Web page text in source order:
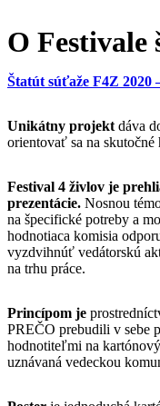
O
Štatút súťaže F4Z 2020
Unikátny projekt dáva
orientovať sa na
Festival 4 živlov je
prezentácie. Nosnou
na špecifické potreby a
hodnotiaca komisia
vyzdvihnúť vedátorskú
na trhu práce.
Princípom je
PREČO prebudili v sebe
hodnotiteľmi na
uznávaná vedeckou